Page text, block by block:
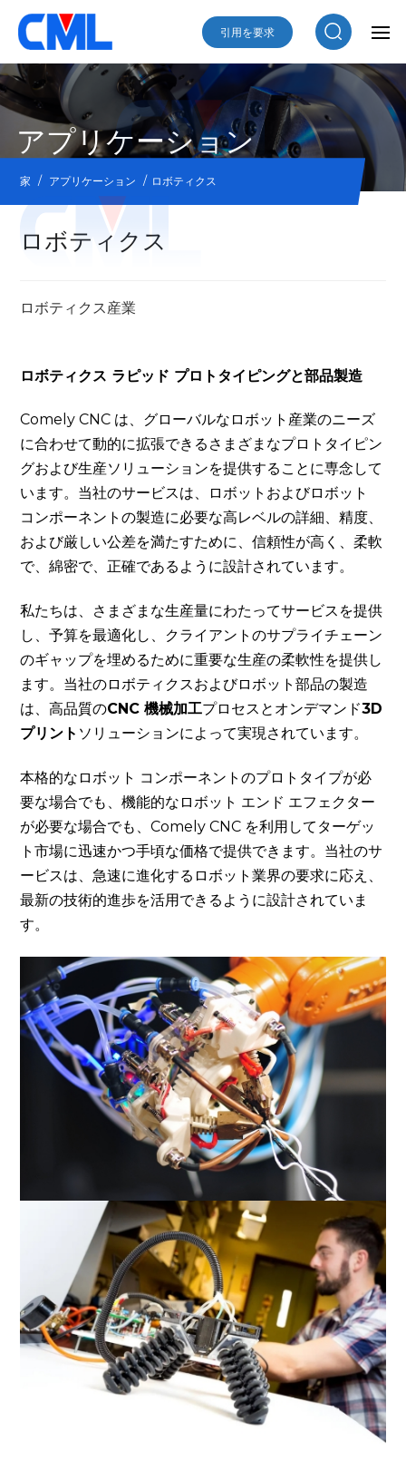
引用を要求
アプリケーション
家 / アプリケーション / ロボティクス
ロボティクス
ロボティクス産業
ロボティクス ラピッド プロトタイピングと部品製造
Comely CNC は、グローバルなロボット産業のニーズ
に合わせて動的に拡張できるさまざまなプロトタイピン
グおよび生産ソリューションを提供することに専念して
います。当社のサービスは、ロボットおよびロボット
コンポーネントの製造に必要な高レベルの詳細、精度、
および厳しい公差を満たすために、信頼性が高く、柔軟
で、綿密で、正確であるように設計されています。
私たちは、さまざまな生産量にわたってサービスを提供
し、予算を最適化し、クライアントのサプライチェーン
のギャップを埋めるために重要な生産の柔軟性を提供し
ます。当社のロボティクスおよびロボット部品の製造
は、高品質のCNC 機械加工プロセスとオンデマンド3D
プリント ソリューションによって実現されています。
本格的なロボット コンポーネントのプロトタイプが必
要な場合でも、機能的なロボット エンド エフェクター
が必要な場合でも、Comely CNC を利用してターゲッ
ト市場に迅速かつ手頃な価格で提供できます。当社のサ
ービスは、急速に進化するロボット業界の要求に応え、
最新の技術的進歩を活用できるように設計されていま
す。